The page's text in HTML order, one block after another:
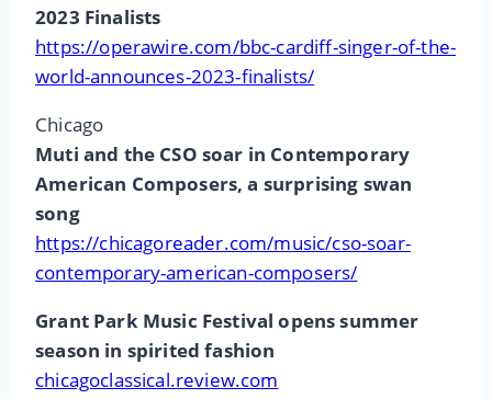
2023 Finalists
https://operawire.com/bbc-cardiff-singer-of-the-
world-announces-2023-finalists/
Chicago
Muti and the CSO soar in Contemporary
American Composers, a surprising swan
song
https://chicagoreader.com/music/cso-soar-
contemporary-american-composers/
Grant Park Music Festival opens summer
season in spirited fashion
chicagoclassical.review.com